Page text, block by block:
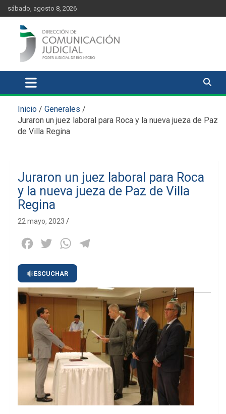
content
Skip
to
content
sábado, agosto 8, 2026
Comunicación Judicial
Inicio
Generales
Juraron un juez laboral para Roca y la nueva jueza de Paz
de Villa Regina
Juraron un juez laboral para Roca
y la nueva jueza de Paz de Villa
Regina
22 mayo, 2023
Facebook
Twitter WhatsApp
ESCUCHAR